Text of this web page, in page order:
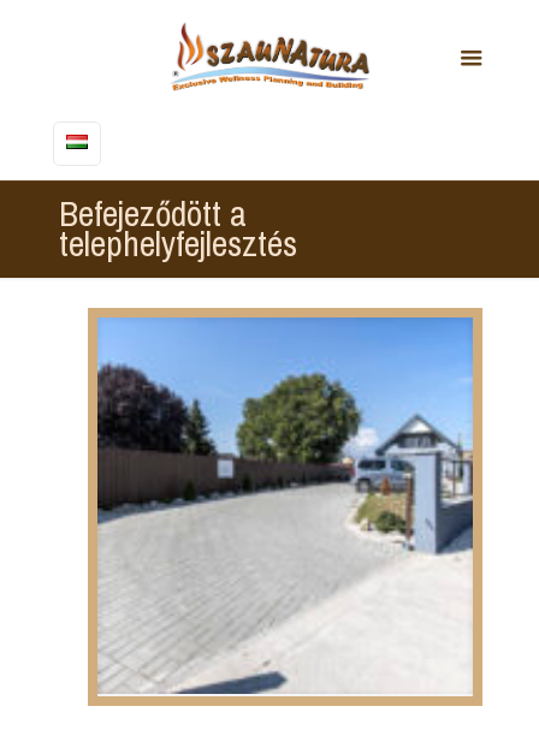
Befejeződött a
telephelyfejlesztés